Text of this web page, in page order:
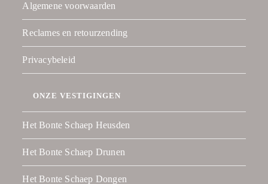
Algemene voorwaarden
Reclames en retourzending
Privacybeleid
ONZE VESTIGINGEN
Het Bonte Schaep Heusden
Het Bonte Schaep Drunen
Het Bonte Schaep Dongen